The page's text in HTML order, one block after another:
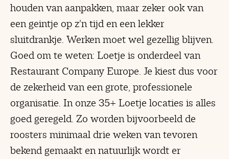
houden van aanpakken, maar zeker ook van
een geintje op z’n tijd en een lekker
sluitdrankje. Werken moet wel gezellig blijven.
Goed om te weten: Loetje is onderdeel van
Restaurant Company Europe. Je kiest dus voor
de zekerheid van een grote, professionele
organisatie. In onze 35+ Loetje locaties is alles
goed geregeld. Zo worden bijvoorbeeld de
roosters minimaal drie weken van tevoren
bekend gemaakt en natuurlijk wordt er